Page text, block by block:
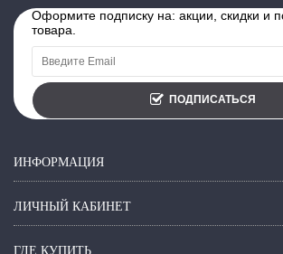
Оформите подписку на: акции, скидки и
товара.
ПОДПИСАТЬСЯ
ИНФОРМАЦИЯ
ЛИЧНЫЙ КАБИНЕТ
ГДЕ КУПИТЬ